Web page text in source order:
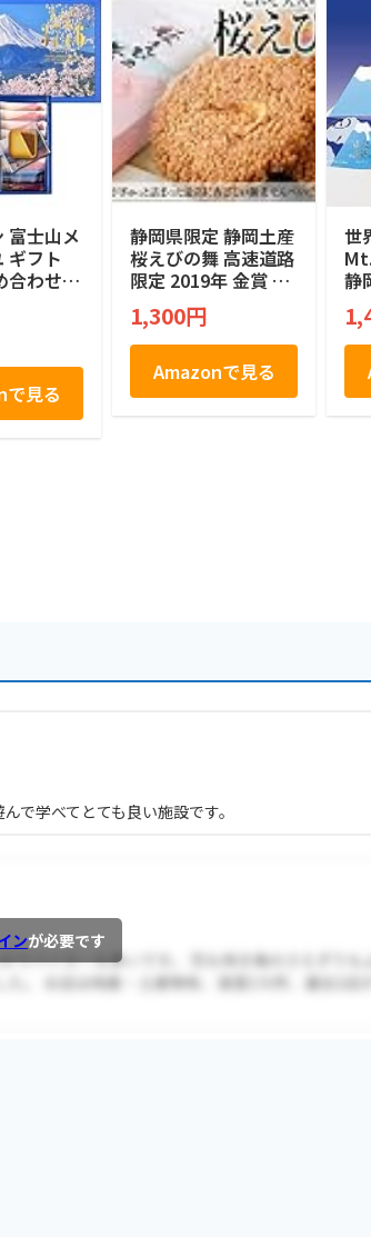
富士山メ
ギフト
合わせ
お菓子
ングド
見る
静岡県限定 静岡土産
桜えびの舞 高速道路
限定 2019年 金賞 M
ONDE SELECTION
絶対買い 焼菓子 煎
餅 せんべい １２個
1,300円
Amazonで見る
世
静
ッ
ペ
で学べてとても良い施設です。
ンが必要です